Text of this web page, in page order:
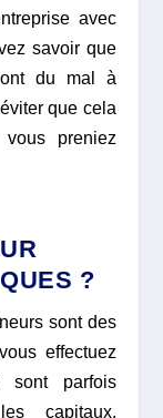
avec
savoir que
ont du mal à
que cela
preniez
?
sont des
effectuez
sont parfois
capitaux.